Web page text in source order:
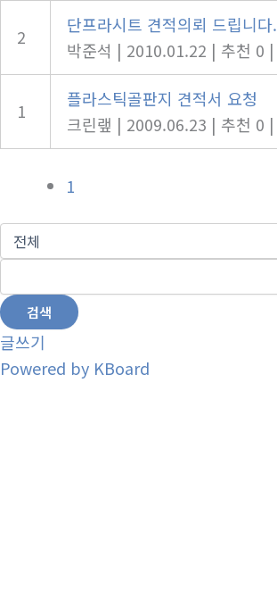
2
단프라시트 견적의뢰 드립니다.
박준석 | 2010.01.22 | 추천 0 |
1
플라스틱골판지 견적서 요청
크린랲 | 2009.06.23 | 추천 0 |
1
검색
글쓰기
Powered by KBoard